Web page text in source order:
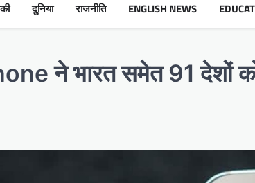
दुनिया राजनीति ENGLISH NEWS
ने भारत समेत 91 देशों को